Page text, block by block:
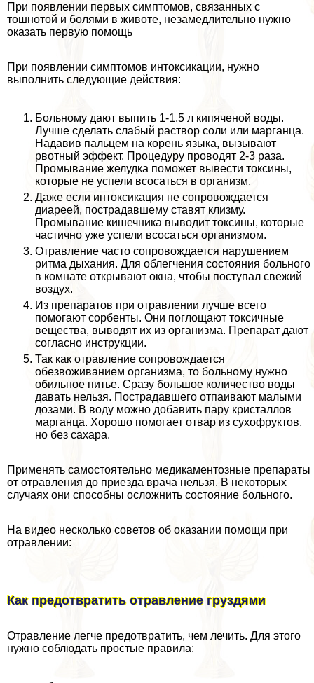
При появлении первых симптомов, связанных с
тошнотой и болями в животе, незамедлительно нужно
оказать первую помощь
При появлении симптомов интоксикации, нужно
выполнить следующие действия:
Больному дают выпить 1-1,5 л кипяченой воды.
Лучше сделать слабый раствор соли или марганца.
Надавив пальцем на корень языка, вызывают
рвотный эффект. Процедуру проводят 2-3 раза.
Промывание желудка поможет вывести токсины,
которые не успели всосаться в организм.
Даже если интоксикация не сопровождается
диареей, пострадавшему ставят клизму.
Промывание кишечника выводит токсины, которые
частично уже успели всосаться организмом.
Отравление часто сопровождается нарушением
ритма дыхания. Для облегчения состояния больного
в комнате открывают окна, чтобы поступал свежий
воздух.
Из препаратов при отравлении лучше всего
помогают сорбенты. Они поглощают токсичные
вещества, выводят их из организма. Препарат дают
согласно инструкции.
Так как отравление сопровождается
обезвоживанием организма, то больному нужно
обильное питье. Сразу большое количество воды
давать нельзя. Пострадавшего отпаивают малыми
дозами. В воду можно добавить пару кристаллов
марганца. Хорошо помогает отвар из сухофруктов,
но без сахара.
Применять самостоятельно медикаментозные препараты
от отравления до приезда врача нельзя. В некоторых
случаях они способны осложнить состояние больного.
На видео несколько советов об оказании помощи при
отравлении:
Как предотвратить отравление груздями
Отравление легче предотвратить, чем лечить. Для этого
нужно соблюдать простые правила: